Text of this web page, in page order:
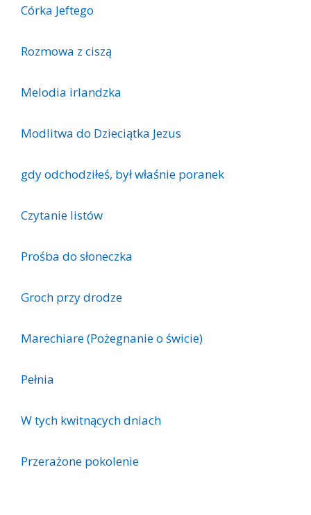
Córka Jeftego
Rozmowa z ciszą
Melodia irlandzka
Modlitwa do Dzieciątka Jezus
gdy odchodziłeś, był właśnie poranek
Czytanie listów
Prośba do słoneczka
Groch przy drodze
Marechiare (Pożegnanie o świcie)
Pełnia
W tych kwitnących dniach
Przerażone pokolenie